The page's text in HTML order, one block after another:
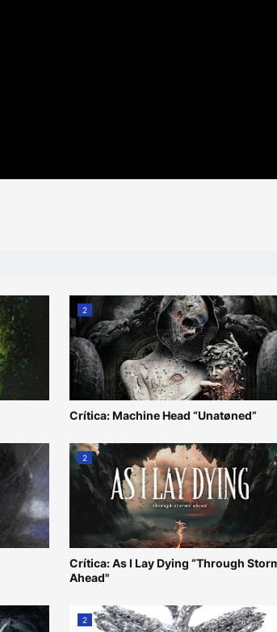
2
Crítica: Machine Head “Unatøned”
2
Crítica: As I Lay Dying “Through
Ahead"
2